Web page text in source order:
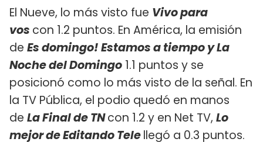
El Nueve, lo más visto fue Vivo para
vos con 1.2 puntos. En América, la emisión
de Es domingo! Estamos a tiempo y La
Noche del Domingo 1.1 puntos y se
posicionó como lo más visto de la señal. En
la TV Pública, el podio quedó en manos
de La Final de TNcon 1.2 y en Net TV, Lo
mejor de Editando Telellegó a 0.3 puntos.